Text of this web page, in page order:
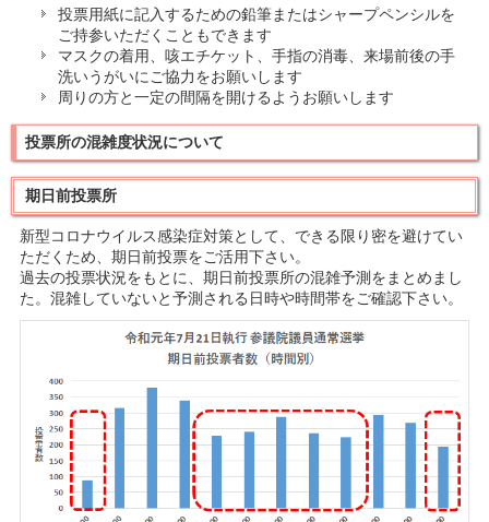
投票用紙に記入するための鉛筆またはシャープペンシルを
ご持参いただくこともできます
マスクの着用、咳エチケット、手指の消毒、来場前後の手
洗いうがいにご協力をお願いします
周りの方と一定の間隔を開けるようお願いします
投票所の混雑度状況について
期日前投票所
新型コロナウイルス感染症対策として、できる限り密を避けてい
ただくため、期日前投票をご活用下さい。
過去の投票状況をもとに、期日前投票所の混雑予測をまとめまし
た。混雑していないと予測される日時や時間帯をご確認下さい。